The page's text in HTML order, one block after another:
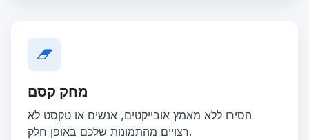
מחק קסם
הסירו ללא מאמץ אובייקטים, אנשים או טקסט לא
רצויים מהתמונות שלכם באופן חלק.